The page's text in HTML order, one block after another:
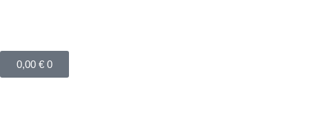
0,00 € 0
Warenkorb